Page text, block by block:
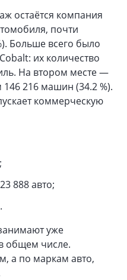
остаётся компания
почти
Больше всего было
их количество
На втором месте —
146 216 машин (34.2 %).
коммерческую
888 авто;
уже
общем числе.
а по маркам авто,